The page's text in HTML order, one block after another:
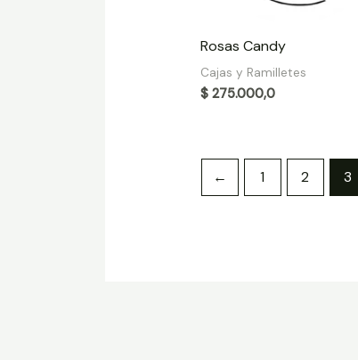
Rosas Candy
Cajas y Ramilletes
$275.000,0
← 1 2 3